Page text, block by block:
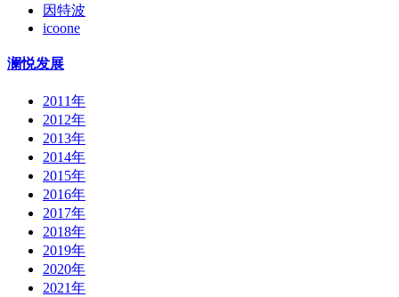
因特波
icoone
澜悦发展
2011年
2012年
2013年
2014年
2015年
2016年
2017年
2018年
2019年
2020年
2021年